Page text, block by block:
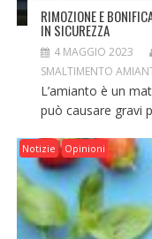
RIMOZIONE E
IN SICUREZZA
4 MAGGIO 2023
SMALTIMENTO
L’amianto è un
può causare gravi
Notizie Opinioni